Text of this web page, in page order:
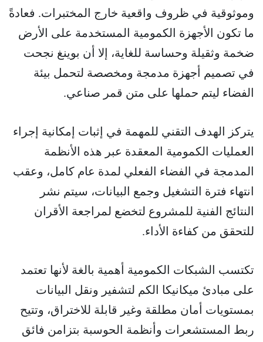
وموثوقية في ظروف واقعية خارج المختبرات. فعادةً
ما تكون الأجهزة الكمومية المستخدمة على الأرض
ضخمة وثقيلة وحساسة للغاية، إلا أن بوينغ نجحت
في تصميم أجهزة مدمجة ومخصصة لتحمل بيئة
الفضاء ليتم حملها على متن قمر صناعي.
يتركز الهدف التقني للمهمة في إثبات إمكانية إجراء
العمليات الكمومية المعقدة عبر هذه الأنظمة
المدمجة في الفضاء الفعلي لمدة عام كامل، وعقب
انتهاء فترة التشغيل وجمع البيانات، سيتم نشر
النتائج الفنية للمشروع لتخضع لمراجعة الأقران
للتحقق من كفاءة الأداء.
تكتسب الشبكات الكمومية أهمية بالغة لأنها تعتمد
على مبادئ ميكانيكا الكم لتشفير ونقل البيانات
بمستويات أمان مطلقة وغير قابلة للاختراق، وتتيح
ربط المستشعرات وأنظمة الحوسبة بتزامن فائق